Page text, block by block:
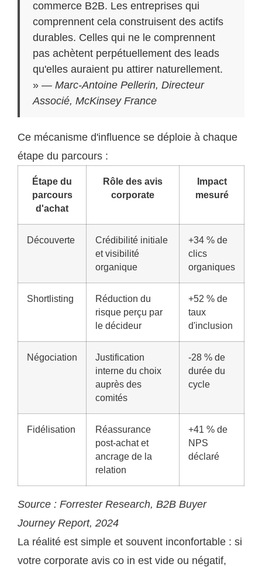
commerce B2B. Les entreprises qui
comprennent cela construisent des actifs
durables. Celles qui ne le comprennent
pas achètent perpétuellement des leads
qu'elles auraient pu attirer naturellement.
» —Marc-Antoine Pellerin, Directeur
Associé, McKinsey France
Ce mécanisme d'influence se déploie à chaque
étape du parcours :
Étape du
parcours
d'achat
Rôle des avis
corporate
Impact
mesuré
Découverte
Crédibilité initiale
et visibilité
organique
+34 % de
clics
organiques
Shortlisting
Réduction du
risque perçu par
le décideur
+52 % de
taux
d'inclusion
Négociation
Justification
interne du choix
auprès des
comités
-28 % de
durée du
cycle
Fidélisation
Réassurance
post-achat et
ancrage de la
relation
+41 % de
NPS
déclaré
Source : Forrester Research, B2B Buyer
Journey Report, 2024
La réalité est simple et souvent inconfortable : si
votre corporate avis co in est vide ou négatif,